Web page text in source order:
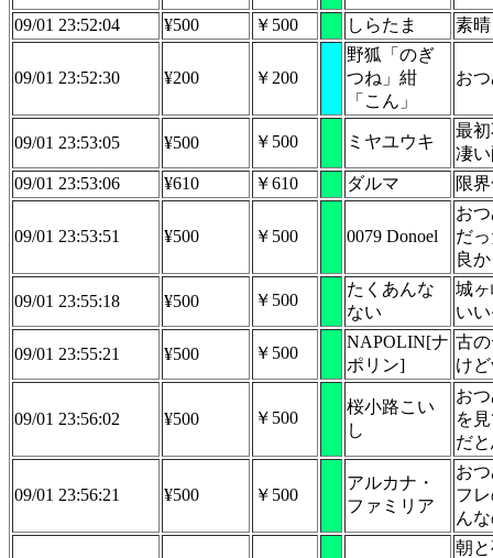
09/01 23:52:04
¥500 ￥500 しらたま 素
09/01 23:52:30 ¥200 ￥200
野狐「のぎ
つね」紺
「こん」
お
09/01 23:53:05 ¥500 ￥500 ミヤユウキ
最
凄
09/01 23:53:06
¥610 ￥610 ダルマ 限
09/01 23:53:51 ¥500 ￥500 0079 Donoel
お
だ
良
09/01 23:55:18 ¥500 ￥500
たくあんな
ない
城
い
09/01 23:55:21 ¥500 ￥500
NAPOLIN[ナ
ポリン]
古
け
09/01 23:56:02 ¥500 ￥500
桜小路こい
し
お
を
だ
09/01 23:56:21 ¥500 ￥500
アルカナ・
ファミリア
お
フ
ん
朝